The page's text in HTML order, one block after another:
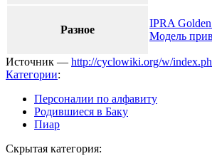
Разное
IPRA
Модель
Источник — http://cyclowiki.org/w/
Категории:
Персоналии по алфавиту
Родившиеся в Баку
Пиар
Скрытая категория: